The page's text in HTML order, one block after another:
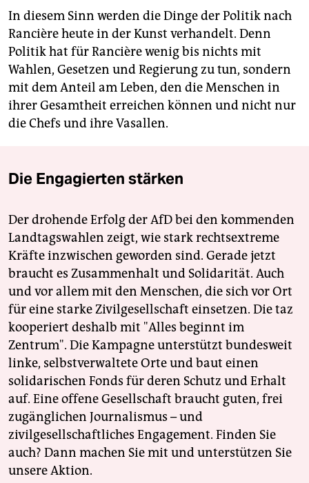
In diesem Sinn werden die Dinge der Politik nach
Rancière heute in der Kunst verhandelt. Denn
Politik hat für Rancière wenig bis nichts mit
Wahlen, Gesetzen und Regierung zu tun, sondern
mit dem Anteil am Leben, den die Menschen in
ihrer Gesamtheit erreichen können und nicht nur
die Chefs und ihre Vasallen.
Die Engagierten stärken
Der drohende Erfolg der AfD bei den kommenden
Landtagswahlen zeigt, wie stark rechtsextreme
Kräfte inzwischen geworden sind. Gerade jetzt
braucht es Zusammenhalt und Solidarität. Auch
und vor allem mit den Menschen, die sich vor Ort
für eine starke Zivilgesellschaft einsetzen. Die taz
kooperiert deshalb mit "Alles beginnt im
Zentrum". Die Kampagne unterstützt bundesweit
linke, selbstverwaltete Orte und baut einen
solidarischen Fonds für deren Schutz und Erhalt
auf. Eine offene Gesellschaft braucht guten, frei
zugänglichen Journalismus – und
zivilgesellschaftliches Engagement. Finden Sie
auch? Dann machen Sie mit und unterstützen Sie
unsere Aktion.